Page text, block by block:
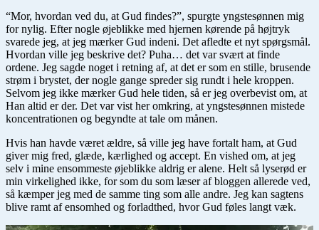
“Mor, hvordan ved du, at Gud findes?”, spurgte yngstesønnen mig
for nylig. Efter nogle øjeblikke med hjernen kørende på højtryk
svarede jeg, at jeg mærker Gud indeni. Det afledte et nyt spørgsmål.
Hvordan ville jeg beskrive det? Puha… det var svært at finde
ordene. Jeg sagde noget i retning af, at det er som en stille, brusende
strøm i brystet, der nogle gange spreder sig rundt i hele kroppen.
Selvom jeg ikke mærker Gud hele tiden, så er jeg overbevist om, at
Han altid er der. Det var vist her omkring, at yngstesønnen mistede
koncentrationen og begyndte at tale om månen.
Hvis han havde været ældre, så ville jeg have fortalt ham, at Gud
giver mig fred, glæde, kærlighed og accept. En vished om, at jeg
selv i mine ensommeste øjeblikke aldrig er alene. Helt så lyserød er
min virkelighed ikke, for som du som læser af bloggen allerede ved,
så kæmper jeg med de samme ting som alle andre. Jeg kan sagtens
blive ramt af ensomhed og forladthed, hvor Gud føles langt væk.